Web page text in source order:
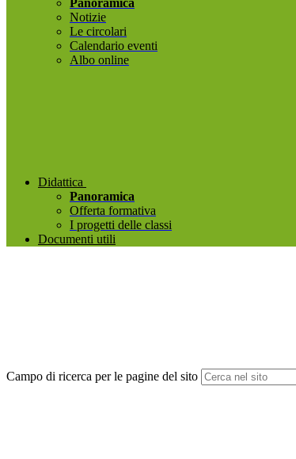
Panoramica
Notizie
Le circolari
Calendario eventi
Albo online
Didattica
Panoramica
Offerta formativa
I progetti delle classi
Documenti utili
Campo di ricerca per le pagine del sito